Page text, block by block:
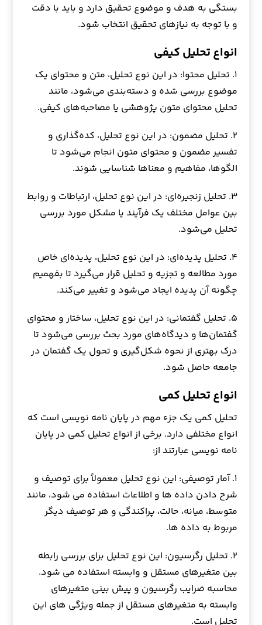
بستگی به هدف و موضوع تحقیق دارد و باید با دقت
و با توجه به نیازهای تحقیق انتخاب شود.
انواع تحلیل کیفی
۱. تحلیل محتوا: در این نوع تحلیل، متن و محتوای یک
موضوع بررسی شده و دسته‌بندی می‌شود، مانند
تحلیل محتوای متون پژوهشی یا مصاحبه‌های کیفی.
۲. تحلیل مضمون: در این نوع تحلیل، کده‌گذاری و
تفسیر مضمون و محتوای متون انجام می‌شود تا
الگوها، مفاهیم و معناها شناسایی شوند.
۳. تحلیل زنجیره‌ای: در این نوع تحلیل، ارتباطات و روابط
بین عوامل مختلف یک فرآیند یا مشکل مورد بررسی
تحلیل می‌شود.
۴. تحلیل پدیده‌ای: در این نوع تحلیل، پدیده‌ای خاص
مورد مطالعه و تجزیه و تحلیل قرار می‌گیرد تا بفهمیم
چگونه آن پدیده ایجاد می‌شود و تغییر می‌کند.
۵. تحلیل گفتمانی: در این نوع تحلیل، ساختار و محتوای
گفتمان‌ها و دیدگاه‌های مورد بحث بررسی می‌شود تا
درک بهتری از نحوه شکل‌گیری و تحول یک گفتمان در
جامعه حاصل شود.
انواع تحلیل کمی
تحلیل کمی یک جزء مهم در پایان نامه نویسی است که
انواع مختلفی دارد. برخی از انواع تحلیل کمی در پایان
نامه نویسی عبارتند از:
۱. آمار توصیفی: این نوع تحلیل معمولاً برای توصیف و
شرح دادن داده ها و اطلاعات استفاده می شود، مانند
متوسط، میانه، حالت، پراکندگی و هر توصیف دیگر
مربوط به داده ها.
۲. تحلیل رگرسیون: این نوع تحلیل برای بررسی رابطه
بین متغیرهای مستقل و وابسته استفاده می شود.
محاسبه ضرایب رگرسیون و پیش بینی متغیرهای
وابسته به متغیرهای مستقل از جمله ویژگی های این
تحلیل است.